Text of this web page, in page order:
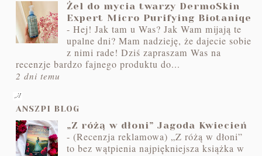
Żel do mycia twarzy DermoSkin
Expert Micro Purifying Biotaniqe
-Hej! Jak tam u Was? Jak Wam mijają te
upalne dni? Mam nadzieję, że dajecie sobie
z nimi rade! Dziś zapraszam Was na
recenzje bardzo fajnego produktu do...
2 dni temu
ANSZPI BLOG
„Z różą w dłoni” Jagoda Kwiecień
-(Recenzja reklamowa) „Z różą w dłoni”
to bez wątpienia najpiękniejsza książka w